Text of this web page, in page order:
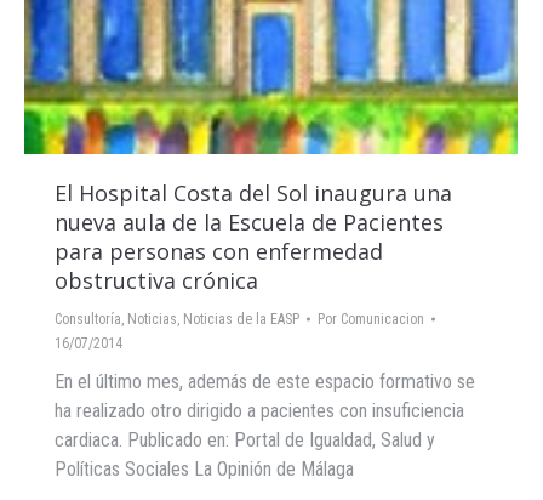
El Hospital Costa del Sol inaugura una
nueva aula de la Escuela de Pacientes
para personas con enfermedad
obstructiva crónica
Consultoría, Noticias, Noticias de la EASP Por Comunicacion
16/07/2014
En el último mes, además de este espacio formativo se
ha realizado otro dirigido a pacientes con insuficiencia
cardiaca. Publicado en: Portal de Igualdad, Salud y
Políticas Sociales La Opinión de Málaga